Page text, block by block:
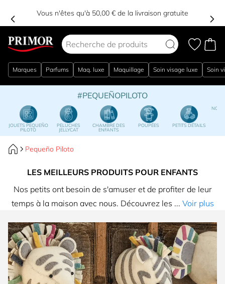
Vous n'êtes qu'à 50,00 € de la livraison gratuite
Marques Parfums Maq. luxe Maquillage Soin visage luxe Soin
#PEQUEÑOPILOTO
JOUETS PEQUEÑO
PILOTO
PELUCHES
JELLYCAT
CHAMBRE DES
ENFANTS
POUPÉES PETITS DÉTAILS
NOËL
Pequeño Piloto
LES MEILLEURS PRODUITS POUR ENFANTS
Nos petits ont besoin de s'amuser et de profiter de leur
temps à la maison avec nous. Découvrez les ... Voir plus